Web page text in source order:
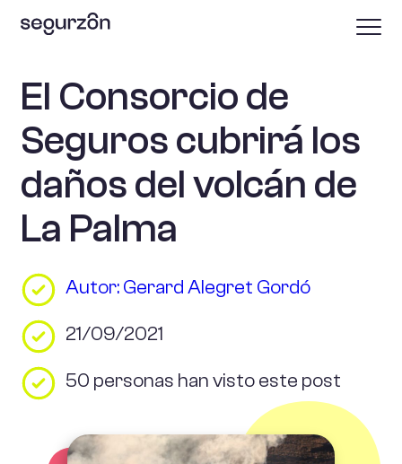
El Consorcio de
Seguros cubrirá los
daños del volcán de
La Palma
Autor: Gerard Alegret Gordó
21/09/2021
50 personas han visto este post